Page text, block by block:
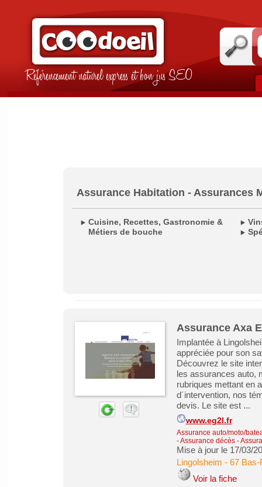
Référencement naturel express et bon jus SEO
Assurance Habitation - Assurances
Cuisine, Recettes, Gastronomie &
Métiers de bouche
Assurance Axa
Implantée à
appréciée pour son
Découvrez le site
les assurances auto,
rubriques mettant en
d´intervention, nos
devis. Le site est ...
www.eg2l.fr
Assurance auto/moto/
- Assurance décès-
Mise à jour le 17/03/
Lingolsheim - 67 Bas-
Voir la fiche